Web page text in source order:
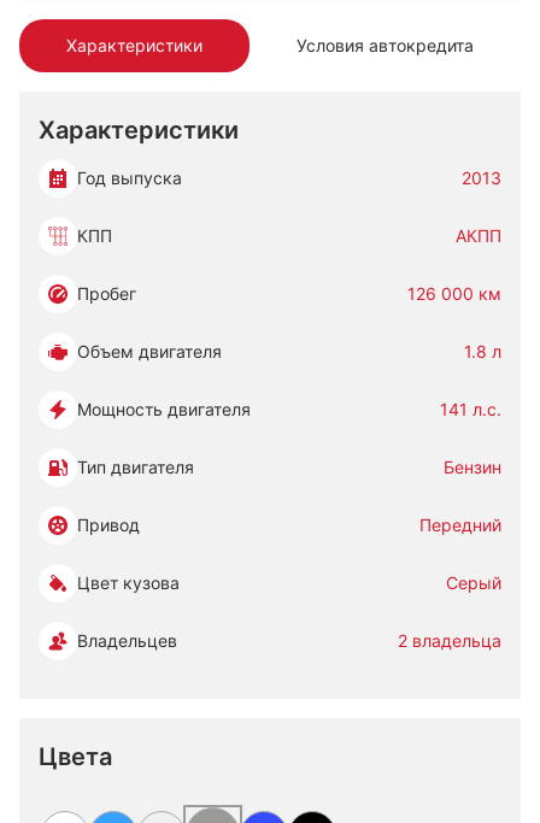
Характеристики Условия автокредита
Характеристики
Год выпуска 2013
КПП АКПП
Пробег 126 000 км
Объем двигателя 1.8 л
Мощность двигателя 141 л.с.
Тип двигателя Бензин
Привод Передний
Цвет кузова Серый
Владельцев 2 владельца
Цвета